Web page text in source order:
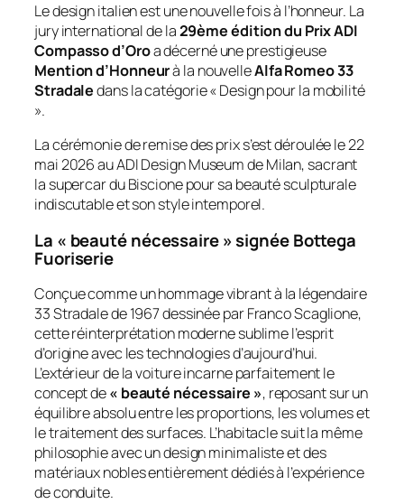
Le design italien est une nouvelle fois à l’honneur. La
jury international de la29ème édition du Prix ADI
Compasso d’Oroa décerné une prestigieuse
Mention d’Honneurà la nouvelleAlfa Romeo 33
Stradaledans la catégorie « Design pour la mobilité
».
La cérémonie de remise des prix s’est déroulée le 22
mai 2026 auADI Design Museumde Milan, sacrant
la supercar du Biscione pour sa beauté sculpturale
indiscutable et son style intemporel.
La « beauté nécessaire » signée Bottega
Fuoriserie
Conçue comme un hommage vibrant à la légendaire
33 Stradale de 1967 dessinée par Franco Scaglione,
cette réinterprétation moderne sublime l’esprit
d’origine avec les technologies d’aujourd’hui.
L’extérieur de la voiture incarne parfaitement le
concept de« beauté nécessaire », reposant sur un
équilibre absolu entre les proportions, les volumes et
le traitement des surfaces. L’habitacle suit la même
philosophie avec un design minimaliste et des
matériaux nobles entièrement dédiés à l’expérience
de conduite.